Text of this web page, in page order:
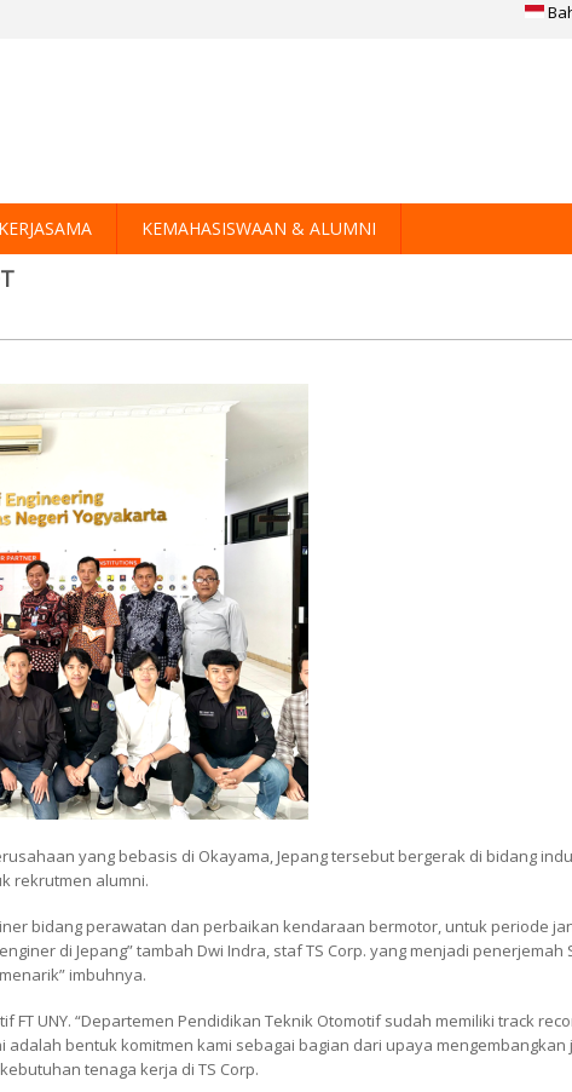
KERJASAMA KEMAHASISWAAN & ALUMNI
yang bebasis di Okayama, Jepang tersebut bergerak di bidang
rekrutmen alumni.
bidang perawatan dan perbaikan kendaraan bermotor, untuk periode
di Jepang” tambah Dwi Indra, staf TS Corp. yang menjadi penerjemah
” imbuhnya.
FT UNY. “Departemen Pendidikan Teknik Otomotif sudah memiliki track
adalah bentuk komitmen kami sebagai bagian dari upaya
tenaga kerja di TS Corp.